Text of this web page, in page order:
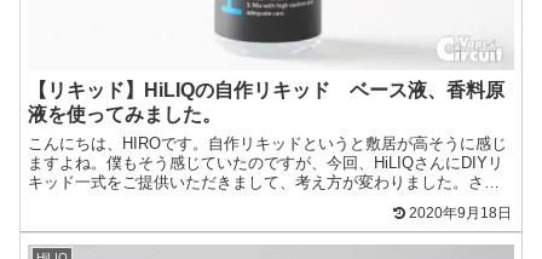
【リキッド】HiLIQの自作リキッド ベース液、香料原
液を使ってみました。
こんにちは、HIROです。自作リキッドというと敷居が高そうに感じ
ますよね。僕もそう感じていたのですが、今回、HiLIQさんにDIYリ
キッド一式をご提供いただきまして、考え方が変わりました。さ
2020年9月18日